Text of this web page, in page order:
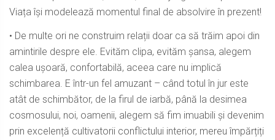
Viața își modelează momentul final de absolvire în prezent!
• De multe ori ne construim relații doar ca să trăim apoi din
amintirile despre ele. Evităm clipa, evităm șansa, alegem
calea ușoară, confortabilă, aceea care nu implică
schimbarea. E într-un fel amuzant – când totul în jur este
atât de schimbător, de la firul de iarbă, până la desimea
cosmosului, noi, oamenii, alegem să fim imuabili și devenim
prin excelență cultivatorii conflictului interior, mereu împărțiți